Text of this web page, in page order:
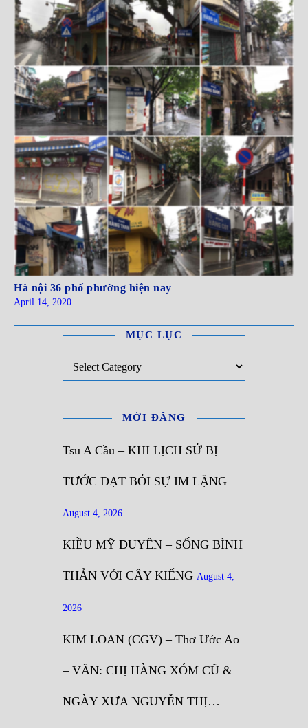
Hà nội 36 phố phường hiện nay
April 14, 2020
MỤC LỤC
MỚI ĐĂNG
Tsu A Cầu – KHI LỊCH SỬ BỊ
TƯỚC ĐẠT BỎI SỰ IM LẶNG
August 4, 2026
KIỀU MỸ DUYÊN – SỐNG BÌNH
THẢN VỚI CÂY KIỂNG August 4,
2026
KIM LOAN (CGV) – Thơ Ước Ao
– VĂN: CHỊ HÀNG XÓM CŨ &
NGÀY XƯA NGUYỄN THỊ…